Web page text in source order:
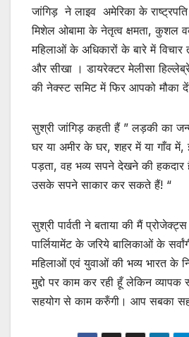
जांगिड़ ने लाइव अमेरिका के
मिशेल ओबामा के नेतृत्व क्षमता, कुशल
महिलाओं के अधिकारों के बारे में विचार
और सीखा । डायरेक्टर मेलीसा
की नेक्स्ट समिट में फिर आपको मौका
सुश्री जांगिड़ कहती हैं ” लड़की का
घर या अमीर के घर, शहर में या गाँव
पड़ता, वह भव्य सपने देखने की
उसके सपने साकार कर सकते हैं! “
सुश्री पार्वती ने बताया की मैं
पार्लियामेंट के जरिये बालिकाओं के
महिलाओं एवं युवाओं की भव्य भारत के
मुद्दो पर काम कर रही हूँ लेकिन
सहयोग से काम करुँगी। आप सबका